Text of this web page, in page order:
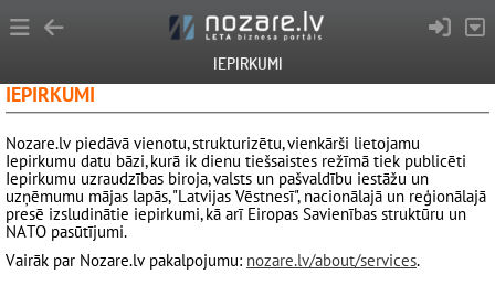
IEPIRKUMI
IEPIRKUMI
Nozare.lv piedāvā vienotu, strukturizētu, vienkārši lietojamu
Iepirkumu datu bāzi, kurā ik dienu tiešsaistes režīmā tiek publicēti
Iepirkumu uzraudzības biroja, valsts un pašvaldību iestāžu un
uzņēmumu mājas lapās, "Latvijas Vēstnesī", nacionālajā un reģionālajā
presē izsludinātie iepirkumi, kā arī Eiropas Savienības struktūru un
NATO pasūtījumi.
Vairāk par Nozare.lv pakalpojumu: nozare.lv/about/services.